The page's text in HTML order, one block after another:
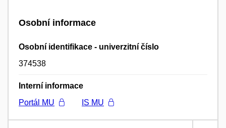
Osobní informace
Osobní identifikace - univerzitní číslo
374538
Interní informace
Portál MU
IS MU